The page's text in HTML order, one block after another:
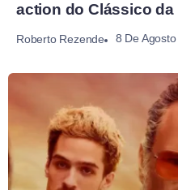
action do Clássico da
Roberto Rezende 8 De